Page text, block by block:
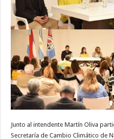
Junto al intendente Martín Oliva
Secretaría de Cambio Climático de